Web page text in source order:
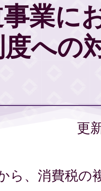
業に
への
更
ら、消費税の